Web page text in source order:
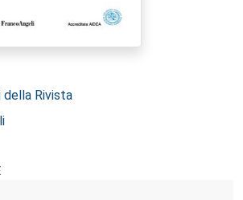
Rivista